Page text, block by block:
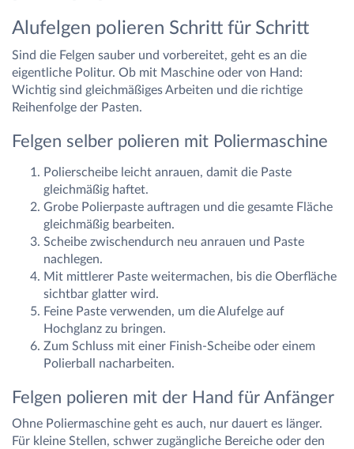
Alufelgen polieren Schritt für Schritt
Sind die Felgen sauber und vorbereitet, geht es an die
eigentliche Politur. Ob mit Maschine oder von Hand:
Wichtig sind gleichmäßiges Arbeiten und die richtige
Reihenfolge der Pasten.
Felgen selber polieren mit Poliermaschine
Polierscheibe leicht anrauen, damit die Paste
gleichmäßig haftet.
Grobe Polierpaste auftragen und die gesamte Fläche
gleichmäßig bearbeiten.
Scheibe zwischendurch neu anrauen und Paste
nachlegen.
Mit mittlerer Paste weitermachen, bis die Oberfläche
sichtbar glatter wird.
Feine Paste verwenden, um die Alufelge auf
Hochglanz zu bringen.
Zum Schluss mit einer Finish-Scheibe oder einem
Polierball nacharbeiten.
Felgen polieren mit der Hand für Anfänger
Ohne Poliermaschine geht es auch, nur dauert es länger.
Für kleine Stellen, schwer zugängliche Bereiche oder den